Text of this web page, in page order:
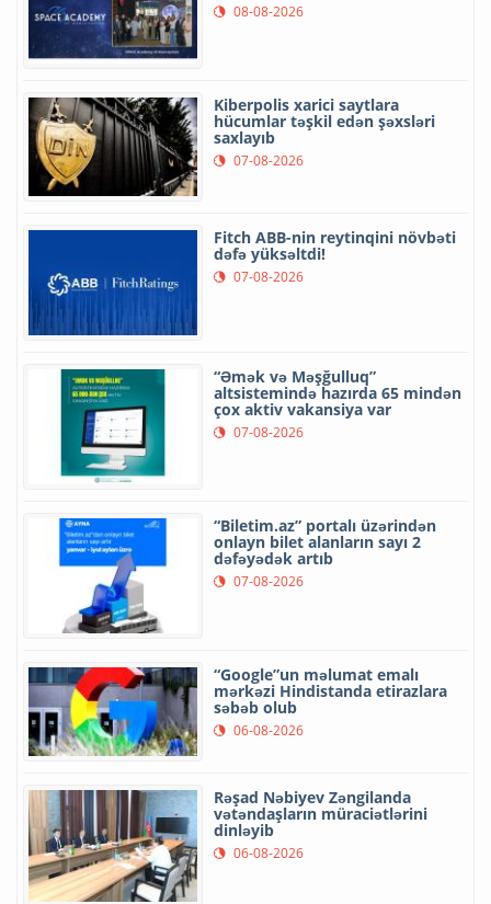
08-08-2026
Kiberpolis xarici saytlara
hücumlar təşkil edən şəxsləri
saxlayıb
07-08-2026
Fitch ABB-nin reytinqini növbəti
dəfə yüksəltdi!
07-08-2026
“Əmək və Məşğulluq”
altsistemində hazırda 65 mindən
çox aktiv vakansiya var
07-08-2026
“Biletim.az” portalı üzərindən
onlayn bilet alanların sayı 2
dəfəyədək artıb
07-08-2026
“Google”un məlumat emalı
mərkəzi Hindistanda etirazlara
səbəb olub
06-08-2026
Rəşad Nəbiyev Zəngilanda
vətəndaşların müraciətlərini
dinləyib
06-08-2026